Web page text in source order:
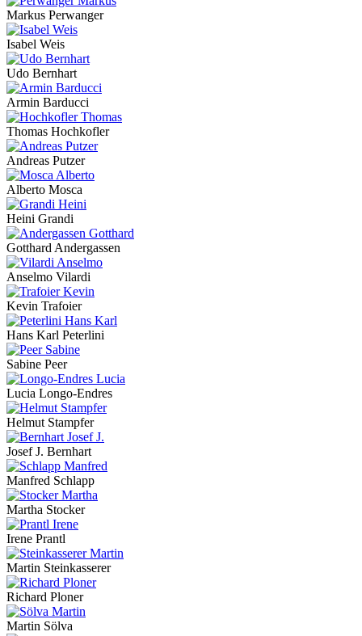
Markus Perwanger
Isabel Weis
Udo Bernhart
Armin Barducci
Thomas Hochkofler
Andreas Putzer
Alberto Mosca
Heini Grandi
Gotthard Andergassen
Anselmo Vilardi
Kevin Trafoier
Hans Karl Peterlini
Sabine Peer
Lucia Longo-Endres
Helmut Stampfer
Josef J. Bernhart
Manfred Schlapp
Martha Stocker
Irene Prantl
Martin Steinkasserer
Richard Ploner
Martin Sölva